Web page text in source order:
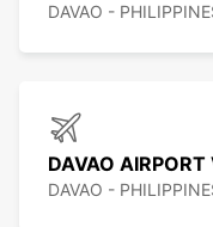
DAVAO -
DAVAO
DAVAO -